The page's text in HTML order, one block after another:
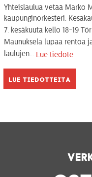
Yhteislaulua vetää Marko
kaupunginorkesteri.
7. kesäkuuta kello 18-19
Maunuksela lupaa rentoa
laulujen...
Lue tiedote
Lue tiedotteita